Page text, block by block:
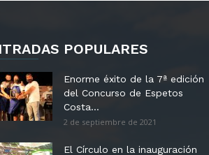
POPULARES
Enorme éxito de la 7ª edición
del Concurso de Espetos
Costa...
2 de septiembre de 2021
El Círculo en la inauguración